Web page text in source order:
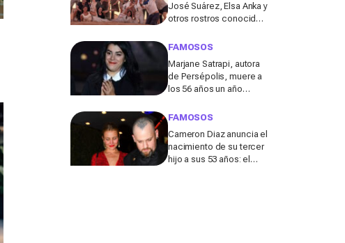
José Suárez, Elsa Anka y
otros rostros conocidos
segunda edición de
Desierto'
FAMOSOS
Marjane Satrapi, autora
de Persépolis, muere a
los 56 años un año
de su marido
FAMOSOS
Cameron Diaz anuncia el
nacimiento de su tercer
hijo a sus 53 años: el